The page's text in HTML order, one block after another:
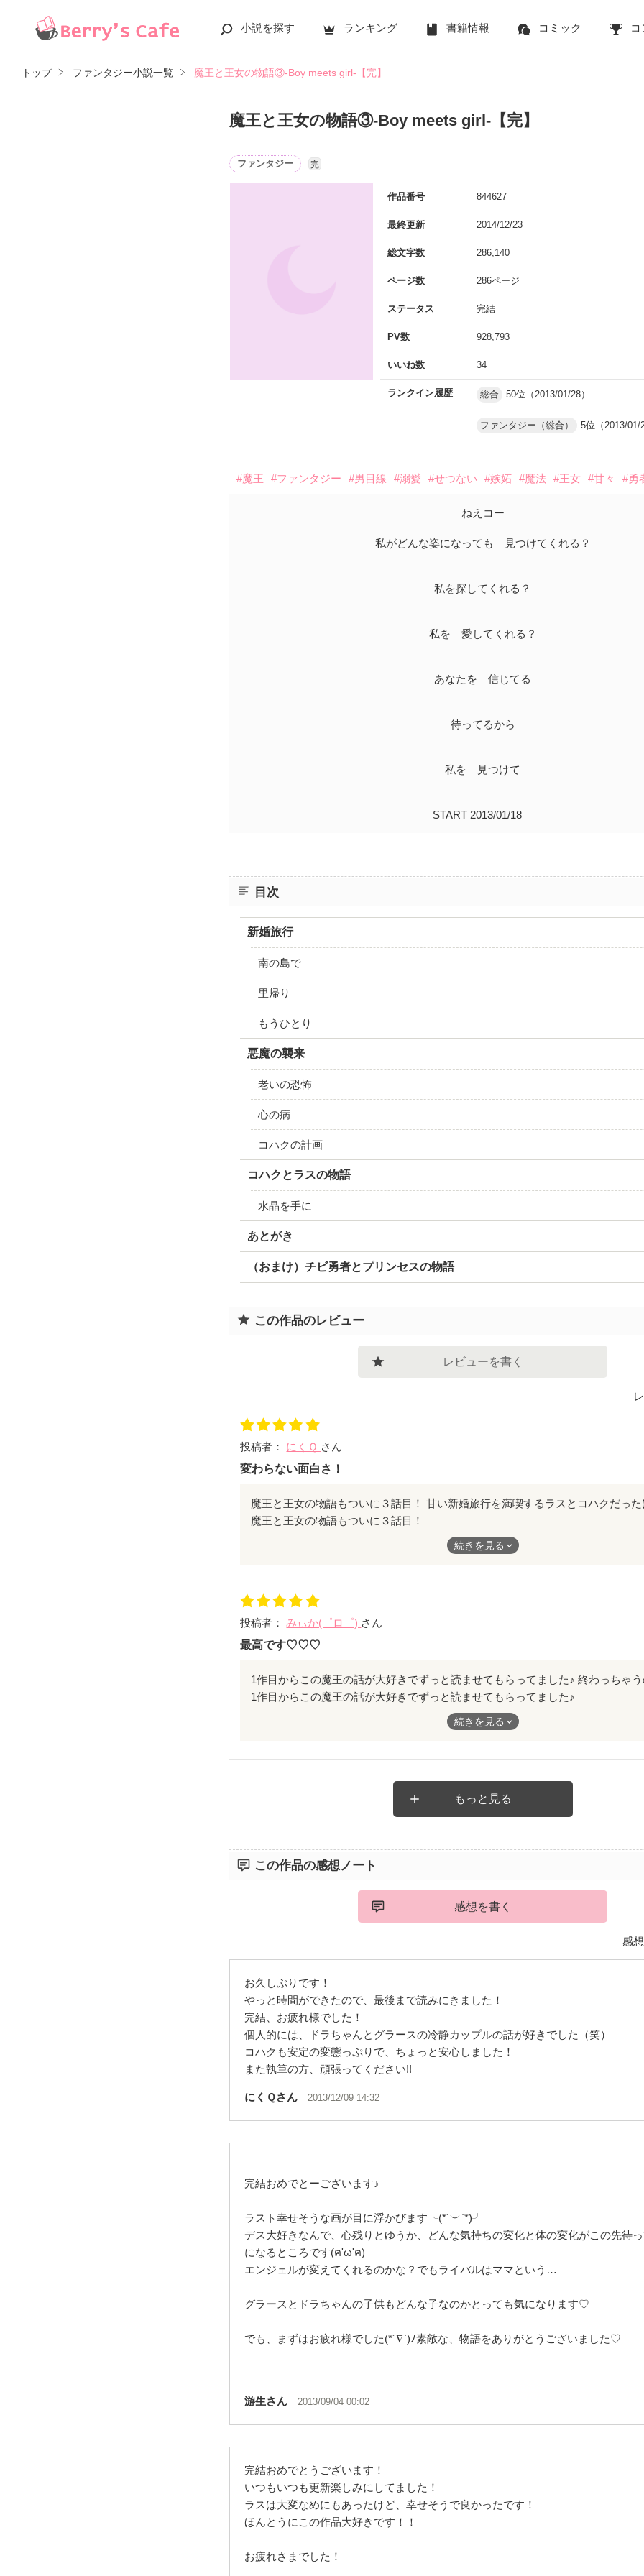
小説を探す ランキング 書籍情報 コミック コ
トップ ファンタジー小説一覧 魔王と王女の物語③-Boy meets girl-【完】
魔王と王女の物語③-Boy meets girl-【完】
ファンタジー 完
作品番号 844627
最終更新 2014/12/23
総文字数 286,140
ページ数 286ページ
ステータス 完結
PV数 928,793
いいね数 34
ランクイン履歴 総合 50位（2013/01/28）
ファンタジー（総合） 5位（2013/01/
#魔王 #ファンタジー #男目線 #溺愛 #せつない #嫉妬 #魔法 #王女 #甘々 #勇
ねえコー
私がどんな姿になっても 見つけてくれる？
私を探してくれる？
私を 愛してくれる？
あなたを 信じてる
待ってるから
私を 見つけて
START 2013/01/18
目次
新婚旅行
南の島で
里帰り
もうひとり
悪魔の襲来
老いの恐怖
心の病
コハクの計画
コハクとラスの物語
水晶を手に
あとがき
（おまけ）チビ勇者とプリンセスの物語
この作品のレビュー
レビューを書く
投稿者： にくＱ さん
変わらない面白さ！
魔王と王女の物語もついに３話目！
甘い新婚旅行を満喫するラスとコハクだったけど、やっぱり一筋縄ではいかな
続きを見る
投稿者：みぃか(゜ロ゜) さん
最高です♡♡♡
1作目からこの魔王の話が大好きでずっと読ませてもらってました♪
終わっちゃうのすっごくかなしいです(＞人＜;)
続きを見る
もっと見る
この作品の感想ノート
感想を書く
感
お久しぶりです！
やっと時間ができたので、最後まで読みにきました！
完結、お疲れ様でした！
個人的には、ドラちゃんとグラースの冷静カップルの話が好きでした（笑）
コハクも安定の変態っぷりで、ちょっと安心しました！
また執筆の方、頑張ってください!!
にくＱさん 2013/12/09 14:32
完結おめでとーございます♪
ラスト幸せそうな画が目に浮かびます╰(*´︶`*)╯
デス大好きなんで、心残りとゆうか、どんな気持ちの変化と体の変化がこの先待
になるところです(ฅ'ω'ฅ)
エンジェルが変えてくれるのかな？でもライバルはママという…
グラースとドラちゃんの子供もどんな子なのかとっても気になります♡
でも、まずはお疲れ様でした(*´∇`)ﾉ素敵な、物語をありがとうございました♡
游生さん 2013/09/04 00:02
完結おめでとうございます！
いつもいつも更新楽しみにしてました！
ラスは大変なめにもあったけど、幸せそうで良かったです！
ほんとうにこの作品大好きです！！
お疲れさまでした！